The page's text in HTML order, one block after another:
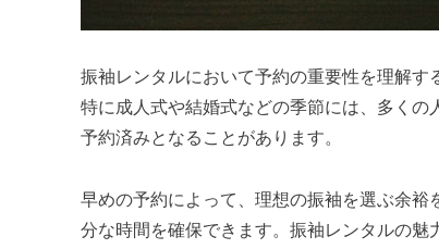
振袖レンタルにおいて予約の重要性を理解す
特に成人式や結婚式などの季節には、多く
予約済みとなることがあります。
早めの予約によって、理想の振袖を選ぶ余
分な時間を確保できます。振袖レンタルの